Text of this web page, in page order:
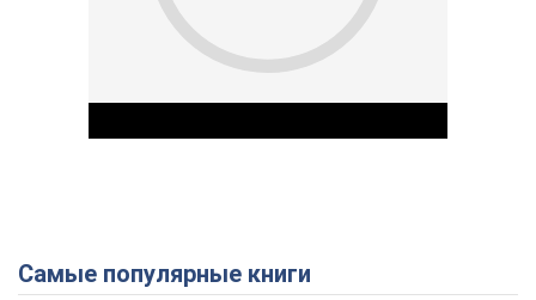
Play Video
Самые популярные книги